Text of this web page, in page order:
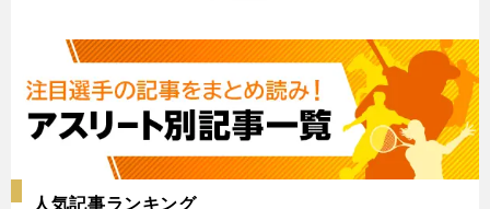
人気記事ランキング